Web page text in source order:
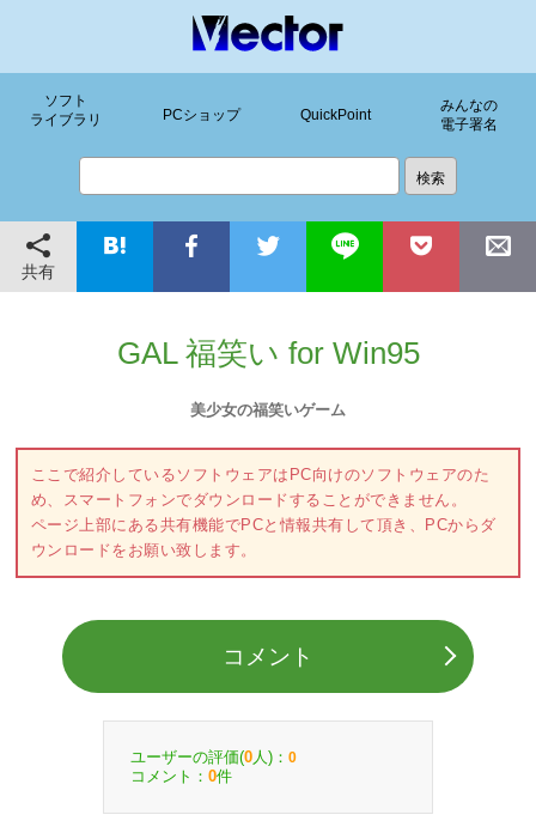
ソフト
ライブラリ
PCショップ QuickPoint
みんなの
電子署名
共有
GAL 福笑い for Win95
美少女の福笑いゲーム
ここで紹介しているソフトウェアはPC向けのソフトウェアのた
め、スマートフォンでダウンロードすることができません。
ページ上部にある共有機能でPCと情報共有して頂き、PCからダ
ウンロードをお願い致します。
コメント
ユーザーの評価(0 人)： 0
コメント： 0件